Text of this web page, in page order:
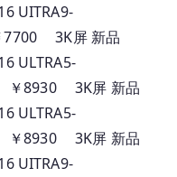
UITRA9-
3K屏 新品
ULTRA5-
8930 3K屏 新品
ULTRA5-
8930 3K屏 新品
UITRA9-